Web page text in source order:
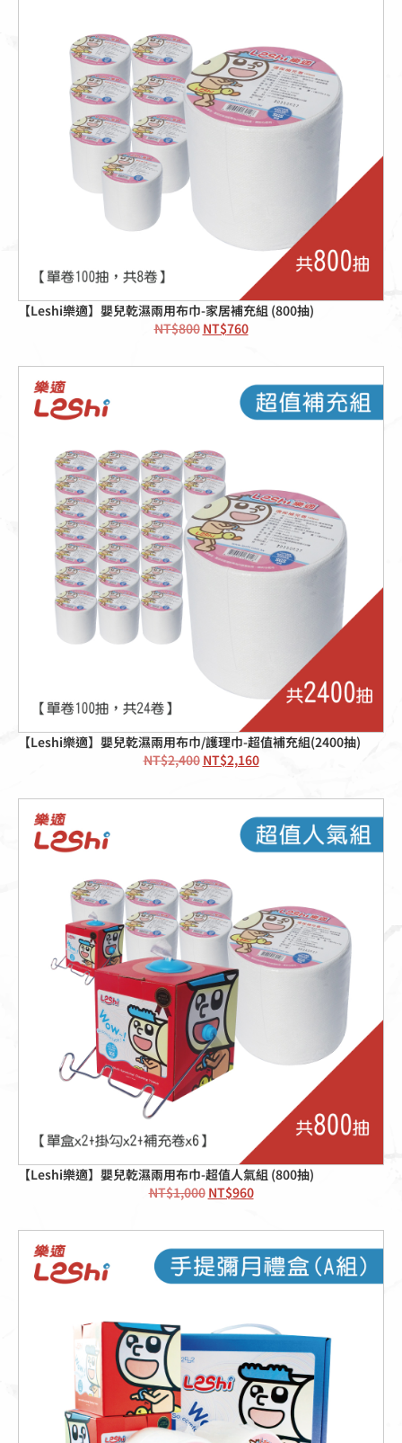
【Leshi樂適】嬰兒乾濕兩用布巾-家居補充組 (800抽)
NT$800 NT$760
【Leshi樂適】嬰兒乾濕兩用布巾/護理巾-超值補充組(2400抽)
NT$2,400 NT$2,160
【Leshi樂適】嬰兒乾濕兩用布巾-超值人氣組 (800抽)
NT$1,000 NT$960